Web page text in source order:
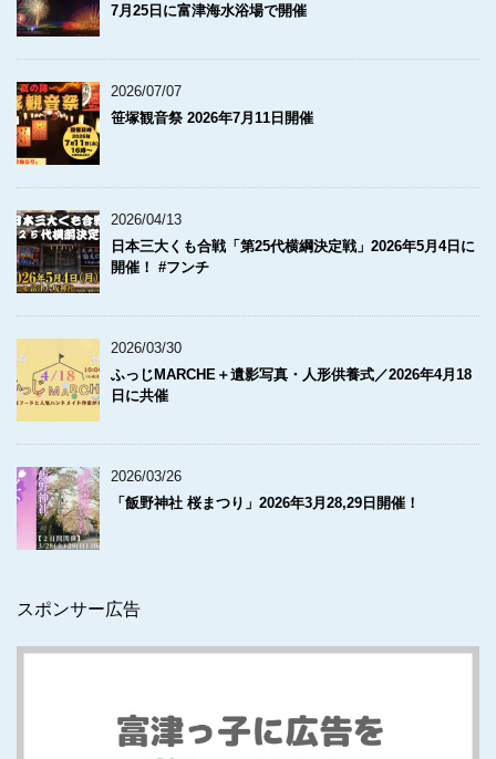
7月25日に富津海水浴場で開催
2026/07/07
笹塚観音祭 2026年7月11日開催
2026/04/13
日本三大くも合戦「第25代横綱決定戦」2026年5月4日に
開催！ #フンチ
2026/03/30
ふっじMARCHE＋遺影写真・人形供養式／2026年4月18
日に共催
2026/03/26
「飯野神社 桜まつり」2026年3月28,29日開催！
スポンサー広告